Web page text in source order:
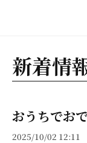
新着情
おうちでお
2025/10/02 12:11